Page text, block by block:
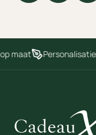
maat Personalisatie